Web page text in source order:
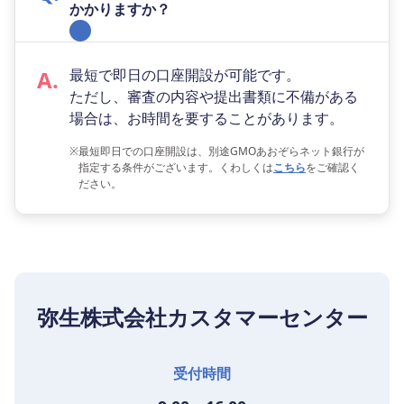
かかりますか？
最短で即日の口座開設が可能です。
ただし、審査の内容や提出書類に不備がある
場合は、お時間を要することがあります。
※最短即日での口座開設は、別途GMOあおぞらネット銀行が
指定する条件がございます。くわしくはこちらをご確認く
ださい。
弥生株式会社カスタマーセンター
受付時間